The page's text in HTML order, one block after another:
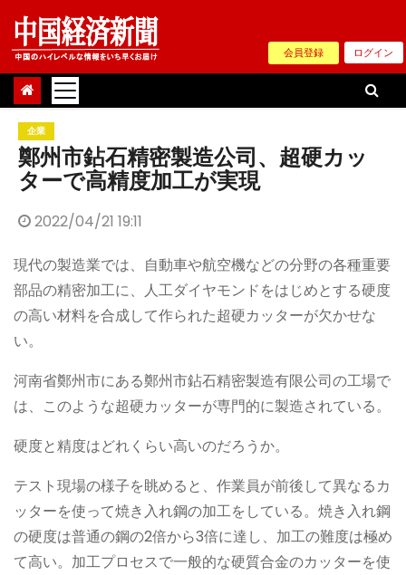
Skip
content
会員登録 ログイン
企業
鄭州市鉆石精密製造公司、超硬カッ
ターで高精度加工が実現
2022/04/21 19:11
現代の製造業では、自動車や航空機などの分野の各種重要
部品の精密加工に、人工ダイヤモンドをはじめとする硬度
の高い材料を合成して作られた超硬カッターが欠かせな
い。
河南省鄭州市にある鄭州市鉆石精密製造有限公司の工場で
は、このような超硬カッターが専門的に製造されている。
硬度と精度はどれくらい高いのだろうか。
テスト現場の様子を眺めると、作業員が前後して異なるカ
ッターを使って焼き入れ鋼の加工をしている。焼き入れ鋼
の硬度は普通の鋼の2倍から3倍に達し、加工の難度は極め
て高い。加工プロセスで一般的な硬質合金のカッターを使